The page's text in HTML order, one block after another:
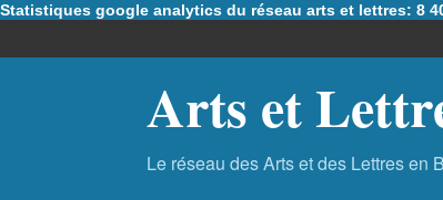
Statistiques google analytics du réseau arts et lettres: 8
Arts et